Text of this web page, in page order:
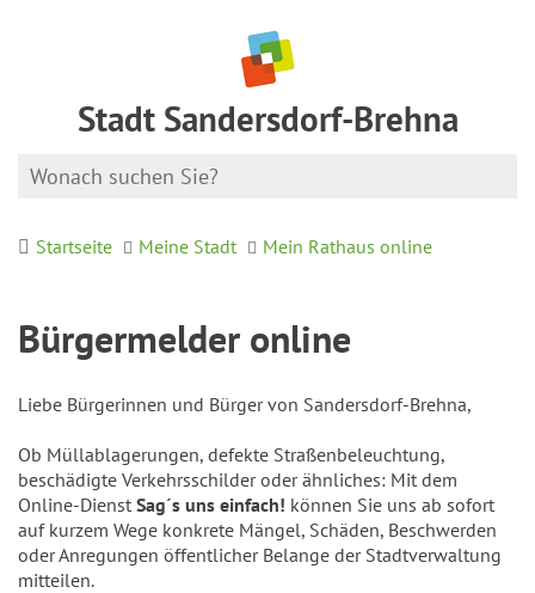
Stadt Sandersdorf-Brehna
Startseite Meine Stadt Mein Rathaus online
Bürgermelder online
Liebe Bürgerinnen und Bürger von Sandersdorf-Brehna,
Ob Müllablagerungen, defekte Straßenbeleuchtung,
beschädigte Verkehrsschilder oder ähnliches: Mit dem
Online-Dienst Sag´s uns einfach! können Sie uns ab sofort
auf kurzem Wege konkrete Mängel, Schäden, Beschwerden
oder Anregungen öffentlicher Belange der Stadtverwaltung
mitteilen.